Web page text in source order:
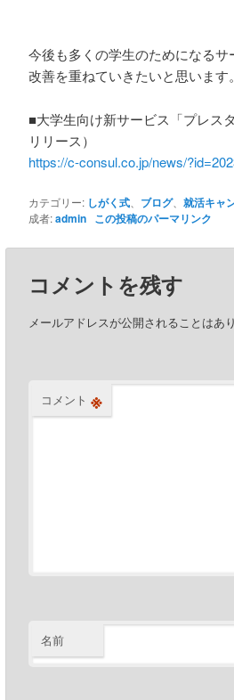
今後も多くの学生のためになるサ
改善を重ねていきたいと思います。
■大学生向け新サービス「プレス
リリース）
https://c-consul.co.jp/news/
カテゴリー: しがく式、 ブログ、 就活キャ
成者:admin この投稿のパーマリンク
コメントを残す
メールアドレスが公開されることはあ
コメント ※
名前